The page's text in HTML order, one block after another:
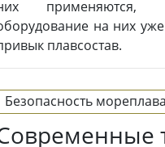
применяются,
на них
плавсостав.
Безопасность